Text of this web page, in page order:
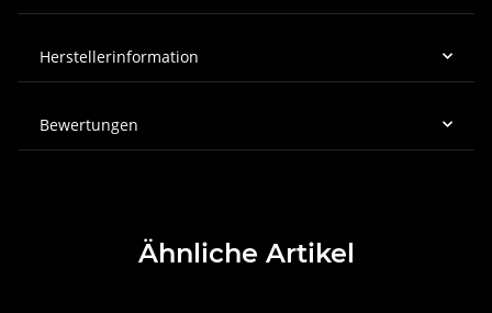
Herstellerinformation
Bewertungen
Ähnliche Artikel